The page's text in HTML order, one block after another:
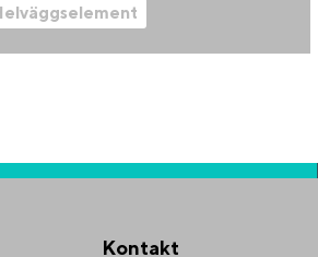
Kontakt